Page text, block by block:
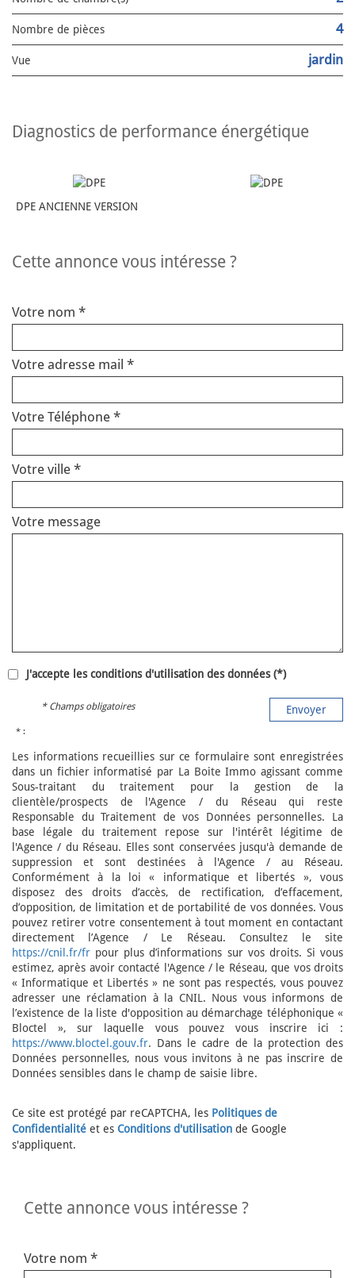
Nombre de pièces 4
Vue jardin
diagnostics de performance énergétique
DPE ANCIENNE VERSION
cette annonce vous intéresse ?
Votre nom *
Votre adresse mail *
Votre Téléphone *
Votre ville *
Votre message
J'accepte les conditions d'utilisation des données (*)
Envoyer
* Champs obligatoires
* :
Les informations recueillies sur ce formulaire sont enregistrées
dans un fichier informatisé par La Boite Immo agissant comme
Sous-traitant du traitement pour la gestion de la
clientèle/prospects de l'Agence / du Réseau qui reste
Responsable du Traitement de vos Données personnelles. La
base légale du traitement repose sur l'intérêt légitime de
l'Agence / du Réseau. Elles sont conservées jusqu'à demande de
suppression et sont destinées à l'Agence / au Réseau.
Conformément à la loi « informatique et libertés », vous
disposez des droits d’accès, de rectification, d’effacement,
d’opposition, de limitation et de portabilité de vos données. Vous
pouvez retirer votre consentement à tout moment en contactant
directement l’Agence / Le Réseau. Consultez le site
https://cnil.fr/fr pour plus d’informations sur vos droits. Si vous
estimez, après avoir contacté l'Agence / le Réseau, que vos droits
« Informatique et Libertés » ne sont pas respectés, vous pouvez
adresser une réclamation à la CNIL. Nous vous informons de
l’existence de la liste d'opposition au démarchage téléphonique «
Bloctel », sur laquelle vous pouvez vous inscrire ici :
https://www.bloctel.gouv.fr. Dans le cadre de la protection des
Données personnelles, nous vous invitons à ne pas inscrire de
Données sensibles dans le champ de saisie libre.
Ce site est protégé par reCAPTCHA, les Politiques de
Confidentialité et es Conditions d'utilisation de Google
s'appliquent.
cette annonce vous intéresse ?
Votre nom *